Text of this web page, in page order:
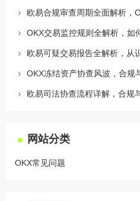
欧易合规审查周期全面解析，
欧易可疑交易报告全解析，从
OKX冻结资产协查风波，合规
欧易司法协查流程详解，合规
网站分类
OKX常见问题